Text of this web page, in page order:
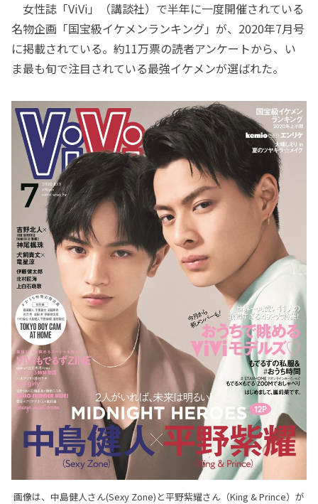
女性誌「ViVi」（講談社）で半年に一度開催されている
名物企画「国宝級イケメンランキング」が、2020年7月号
に掲載されている。約11万票の読者アンケートから、い
ま最も旬で注目されている最強イケメンが選ばれた。
画像は、中島健人さん(Sexy Zone)と平野紫耀さん（King & Prince）が